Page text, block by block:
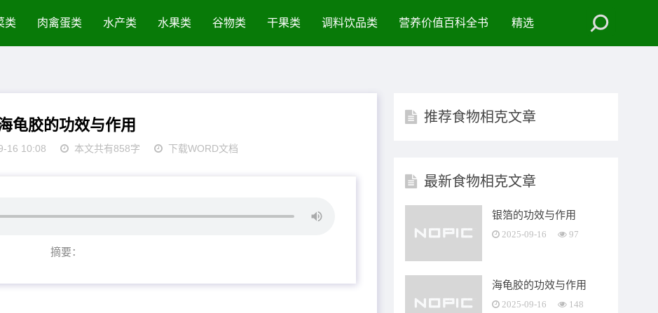
类 肉禽蛋类 水产类 水果类 谷物类 干果类 调料饮品类 营养价值百科全书 精选
龟胶的功效与作用
16 10:08 本文共有858字 下载WORD文档
摘要：
推荐食物相克文章
最新食物相克文章
银箔的功效与作用
2025-09-16 97
海龟胶的功效与作用
2025-09-16 148